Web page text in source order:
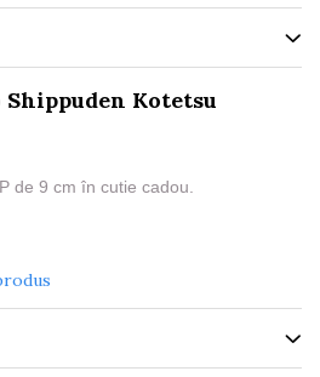
Kotetsu
de 9 cm în cutie cadou.